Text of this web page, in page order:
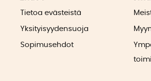
Tietoa evästeistä
Yksityisyydensuoja
Sopimusehdot